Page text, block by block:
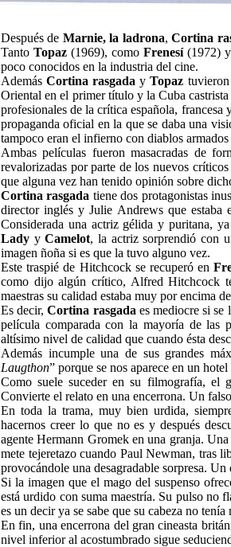
Después de Marnie, la ladrona,Cortina
Tanto Topaz(1969), como Frenesí(1972) y
poco conocidos en la industria del cine.
AdemásCortina rasgada yTopaz
Oriental en el primer título y la Cuba
profesionales de la crítica española, francesa
propaganda oficial en la que se daba una
tampoco eran el infierno con diablos armados
Ambas películas fueron masacradas de
revalorizadas por parte de los nuevos
que alguna vez han tenido opinión sobre
Cortina rasgada tiene dos protagonistas
director inglés y Julie Andrews que
Considerada una actriz gélida y puritana,
Lady yCamelot, la actriz sorprendió con
imagen ñoña si es que la tuvo alguno vez.
Este traspié de Hitchcock se recuperó en
como dijo algún crítico, Alfred Hitchcock
maestras su calidad estaba muy por encima
Es decir,Cortina rasgada es mediocre si se
película comparada con la mayoría de las
altísimo nivel de calidad que cuando ésta
Además incumple una de sus grandes
Laugthon” porque se nos aparece en un
Como suele suceder en su filmografía, el
Convierte el relato en una encerrona. Un
En toda la trama, muy bien urdida,
hacernos creer lo que no es y después
agente Hermann Gromek en una granja.
mete tejeretazo cuando Paul Newman, tras
provocándole una desagradable sorpresa.
Si la imagen que el mago del suspenso
está urdido con suma maestría. Su pulso no
es un decir ya se sabe que su cabeza no tenía
En fin, una encerrona del gran cineasta
nivel inferior al acostumbrado sigue